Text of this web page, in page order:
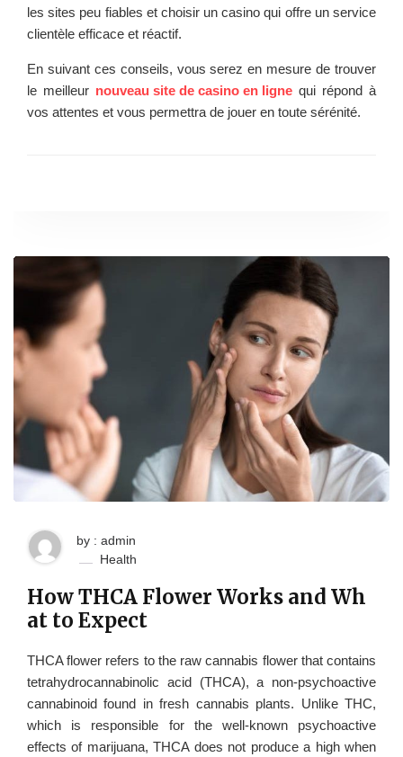
les sites peu fiables et choisir un casino qui offre un service
clientèle efficace et réactif.
En suivant ces conseils, vous serez en mesure de trouver
le meilleur nouveau site de casino en ligne qui répond à
vos attentes et vous permettra de jouer en toute sérénité.
by : admin
Health
How THCA Flower Works and Wh
at to Expect
THCA flower refers to the raw cannabis flower that contains
tetrahydrocannabinolic acid (THCA), a non-psychoactive
cannabinoid found in fresh cannabis plants. Unlike THC,
which is responsible for the well-known psychoactive
effects of marijuana, THCA does not produce a high when